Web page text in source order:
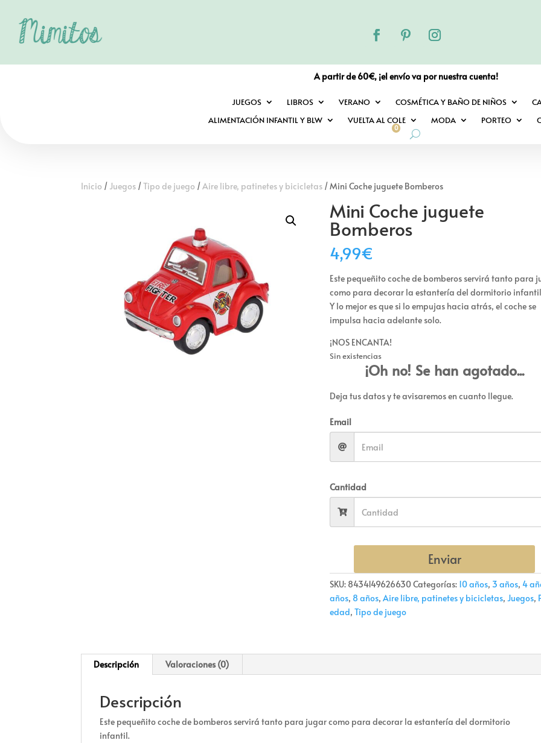
A partir de 60€, ¡el envío va por nuestra cuenta!
JUEGOS LIBROS VERANO COSMÉTICA Y BAÑO DE NIÑOS
ALIMENTACIÓN INFANTIL Y BLW
VUELTA AL COLE MODA PORTEO
0
Inicio / Juegos /Tipo de juego /Aire libre, patinetes y bicicletas / Mini Coche juguete Bomberos
Mini Coche juguete
Bomberos
4,99€
Este pequeñito coche de bomberos servirá tanto para
como para decorar la estantería del dormitorio
Y lo mejor es que si lo empujas hacia atrás, el coche se
impulsa hacia adelante solo.
¡NOS ENCANTA!
Sin existencias
¡Oh no! Se han agotado...
Deja tus datos y te avisaremos en cuanto llegue.
Email
Cantidad
Enviar
SKU: 8434149626630Categorías: 10 años, 3 años,4
años, 8 años,Aire libre, patinetes y bicicletas,Juegos,
edad,Tipo de juego
Descripción Valoraciones (0)
Descripción
Este pequeñito coche de bomberos servirá tanto para jugar como para decorar la estantería del dormitorio
infantil.